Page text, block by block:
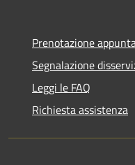
Prenotazione
Segnalazione
Leggi le FAQ
Richiesta assistenza